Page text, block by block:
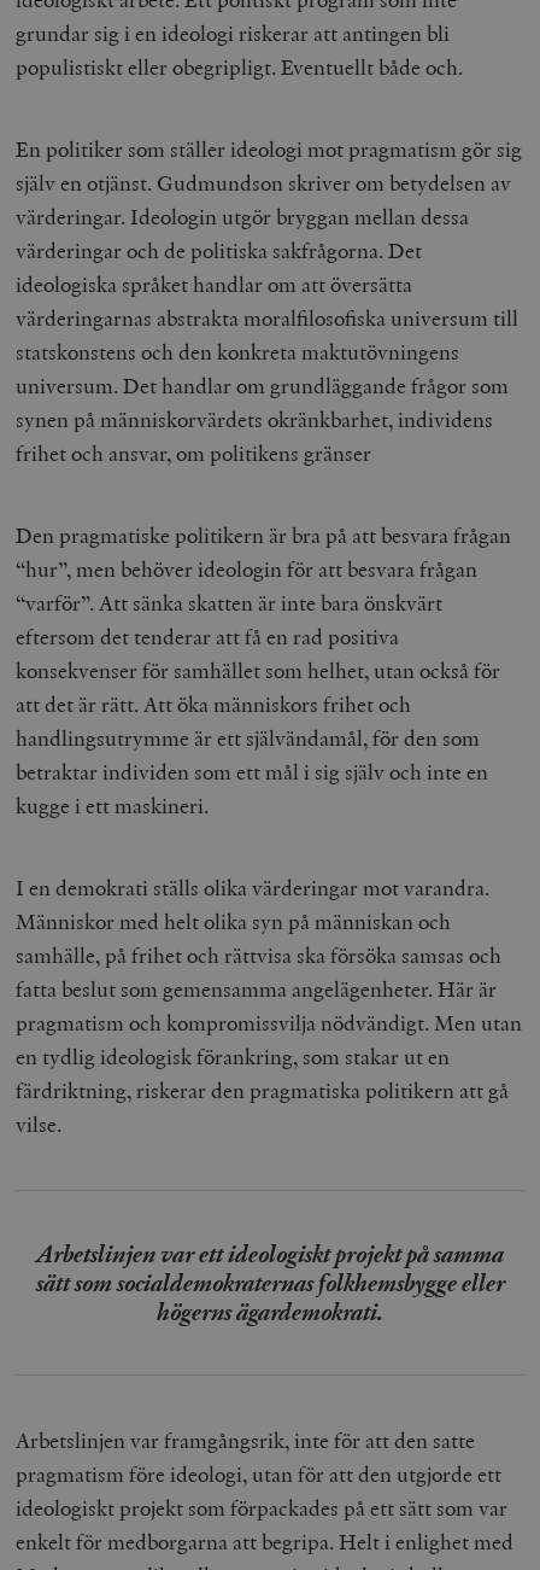
grundar sig i en ideologi riskerar att antingen bli
populistiskt eller obegripligt. Eventuellt både och.
En politiker som ställer ideologi mot pragmatism gör sig
själv en otjänst. Gudmundson skriver om betydelsen av
värderingar. Ideologin utgör bryggan mellan dessa
värderingar och de politiska sakfrågorna. Det
ideologiska språket handlar om att översätta
värderingarnas abstrakta moralfilosofiska universum till
statskonstens och den konkreta maktutövningens
universum. Det handlar om grundläggande frågor som
synen på människorvärdets okränkbarhet, individens
frihet och ansvar, om politikens gränser
Den pragmatiske politikern är bra på att besvara frågan
“hur”, men behöver ideologin för att besvara frågan
“varför”. Att sänka skatten är inte bara önskvärt
eftersom det tenderar att få en rad positiva
konsekvenser för samhället som helhet, utan också för
att det är rätt. Att öka människors frihet och
handlingsutrymme är ett självändamål, för den som
betraktar individen som ett mål i sig själv och inte en
kugge i ett maskineri.
I en demokrati ställs olika värderingar mot varandra.
Människor med helt olika syn på människan och
samhälle, på frihet och rättvisa ska försöka samsas och
fatta beslut som gemensamma angelägenheter. Här är
pragmatism och kompromissvilja nödvändigt. Men utan
en tydlig ideologisk förankring, som stakar ut en
färdriktning, riskerar den pragmatiska politikern att gå
vilse.
Arbetslinjen var ett ideologiskt projekt på samma
sätt som socialdemokraternas folkhemsbygge eller
högerns ägardemokrati.
Arbetslinjen var framgångsrik, inte för att den satte
pragmatism före ideologi, utan för att den utgjorde ett
ideologiskt projekt som förpackades på ett sätt som var
enkelt för medborgarna att begripa. Helt i enlighet med